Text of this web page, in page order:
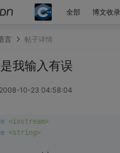
全部 博文收录
言 帖子详情
我输入有误
2008-10-23 04:58:04
<iostream>
<string>